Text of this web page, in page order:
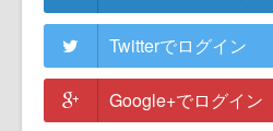
Twitterでログイン
Google+でログイン